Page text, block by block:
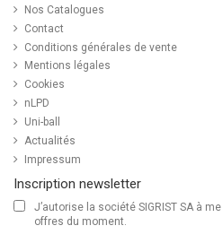
Nos Catalogues
Contact
Conditions générales de vente
Mentions légales
Cookies
nLPD
Uni-ball
Actualités
Impressum
Inscription newsletter
J’autorise la société SIGRIST SA à
offres du moment.